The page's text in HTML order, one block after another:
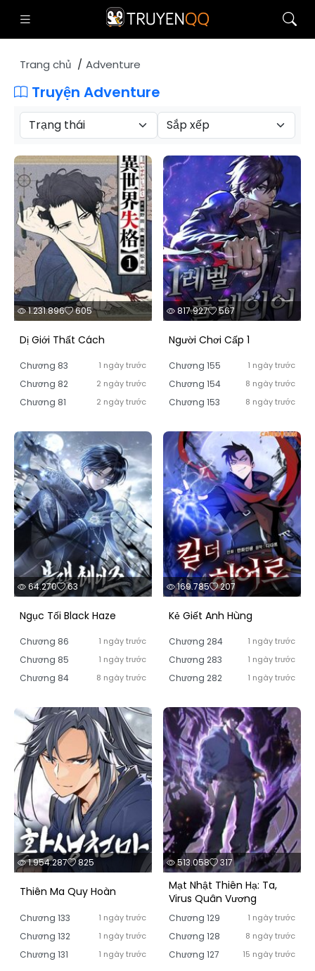
Trang chủ Adventure
Truyện Adventure
1.231.896 605
Dị Giới Thất Cách
Chương 83 1 ngày trước
Chương 82 2 ngày trước
Chương 81 2 ngày trước
817.927 567
Người Chơi Cấp 1
Chương 155 1 ngày trước
Chương 154 8 ngày trước
Chương 153 8 ngày trước
64.270 63
Ngục Tối Black Haze
Chương 86 1 ngày trước
Chương 85 1 ngày trước
Chương 84 8 ngày trước
169.785 207
Kẻ Giết Anh Hùng
Chương 284 1 ngày trước
Chương 283 1 ngày trước
Chương 282 1 ngày trước
1.954.287 825
Thiên Ma Quy Hoàn
Chương 133 1 ngày trước
Chương 132 1 ngày trước
Chương 131 1 ngày trước
513.058 317
Mạt Nhật Thiên Hạ: Ta,
Virus Quân Vương
Chương 129 1 ngày trước
Chương 128 8 ngày trước
Chương 127 15 ngày trước